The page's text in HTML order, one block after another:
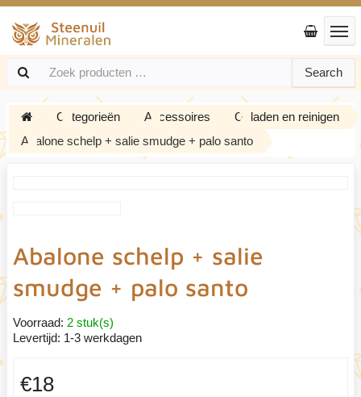
Search
Categorieën Accessoires
Opladen en reinigen
Abalone schelp + salie smudge + palo santo
Abalone schelp + salie
smudge + palo santo
Voorraad: 2 stuk(s)
Levertijd: 1-3 werkdagen
€18